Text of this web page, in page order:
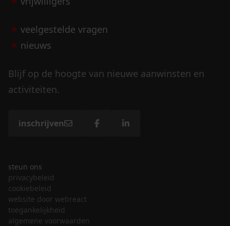
veelgestelde vragen
nieuws
Blijf op de hoogte van nieuwe aanwinsten en
activiteiten.
inschrijven
steun ons
privacybeleid
cookiebeleid
website door webreact
toegankelijkheid
algemene voorwaarden